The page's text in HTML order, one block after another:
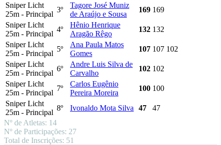
Sniper Licht
25m - Principal
3º
Tagore José Muniz
de Araújo e Sousa
169 169
Sniper Licht
25m - Principal
4º
Hênio Henrique
Aragão Rêgo
132 132
Sniper Licht
25m - Principal
5º
Ana Paula Matos
Gomes
107 107 102
Sniper Licht
25m - Principal
6º
Andre Luis Silva de
Carvalho
102 102
Sniper Licht
25m - Principal
7º
Carlos Eugênio
Pereira Moreira
100 100
Sniper Licht
25m - Principal
8º Ivonaldo Mota Silva 47
47
Nº de Atletas: 14
Nº de Participações: 27
Total de Inscrições: 51